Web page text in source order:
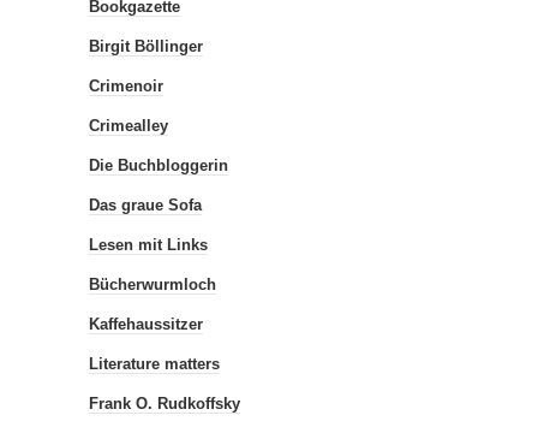
Bookgazette
Birgit Böllinger
Crimenoir
Crimealley
Die Buchbloggerin
Das graue Sofa
Lesen mit Links
Bücherwurmloch
Kaffehaussitzer
Literature matters
Frank O. Rudkoffsky